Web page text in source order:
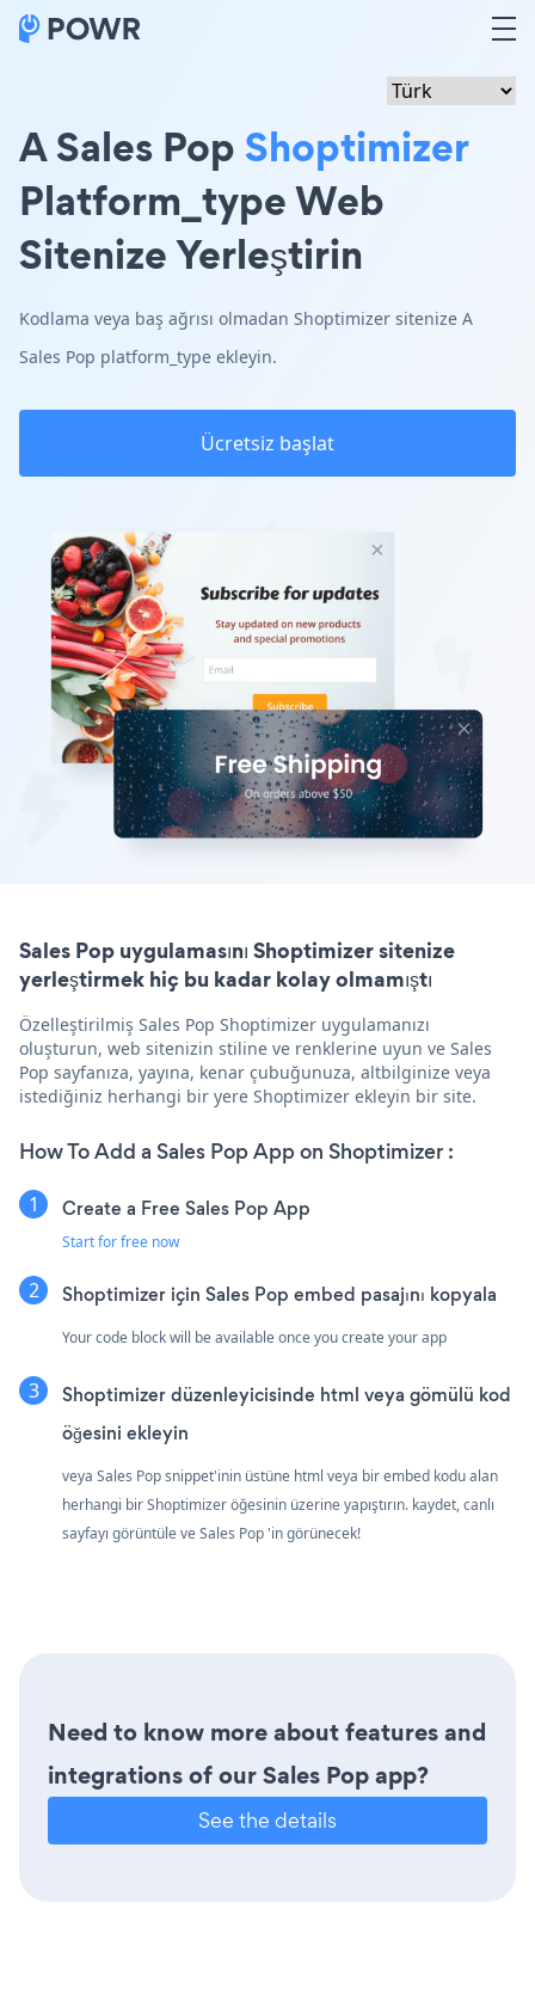
A Sales PopShoptimizer
Platform_type Web
Sitenize Yerleştirin
Kodlama veya baş ağrısı olmadan Shoptimizer sitenize A
Sales Pop platform_type ekleyin.
Ücretsiz başlat
Sales Pop uygulamasını Shoptimizer sitenize
yerleştirmek hiç bu kadar kolay olmamıştı
Özelleştirilmiş Sales Pop Shoptimizer uygulamanızı
oluşturun, web sitenizin stiline ve renklerine uyun ve Sales
Pop sayfanıza, yayına, kenar çubuğunuza, altbilginize veya
istediğiniz herhangi bir yere Shoptimizer ekleyin bir site.
How To Add a Sales Pop App on Shoptimizer :
Create a Free Sales Pop App
Start for free now
Shoptimizer için Sales Pop embed pasajını kopyala
Your code block will be available once you create your app
Shoptimizer düzenleyicisinde html veya gömülü kod
öğesini ekleyin
veya Sales Pop snippet'inin üstüne html veya bir embed kodu alan
herhangi bir Shoptimizer öğesinin üzerine yapıştırın. kaydet, canlı
sayfayı görüntüle ve Sales Pop 'in görünecek!
Need to know more about features and
integrations of our Sales Pop app?
See the details